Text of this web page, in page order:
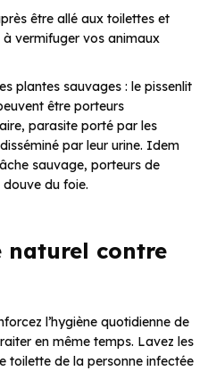
être allé aux toilettes et
à vermifuger vos animaux
plantes sauvages : le pissenlit
être porteurs
parasite porté par les
par leur urine. Idem
sauvage, porteurs de
douve du foie.
naturel contre
l’hygiène quotidienne de
en même temps. Lavez les
toilette de la personne infectée